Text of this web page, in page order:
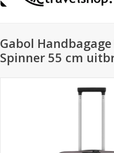
Gabol
Spinner 55 cm